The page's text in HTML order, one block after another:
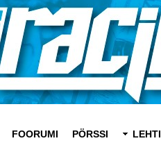
FOORUMI PÖRSSI LEHTI